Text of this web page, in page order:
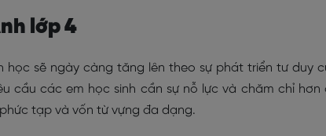
lớp 4
sẽ ngày càng tăng lên theo sự phát triển tư duy
cầu các em học sinh cần sự nỗ lực và chăm chỉ hơn
phức tạp và vốn từ vựng đa dạng.